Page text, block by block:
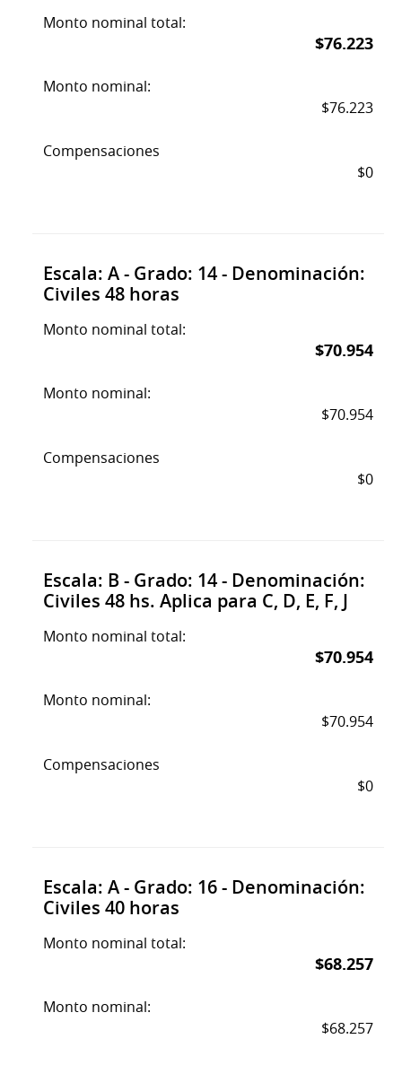
Monto nominal total:
$76.223
Monto nominal:
$76.223
Compensaciones
$0
Escala: A - Grado: 14 - Denominación:
Civiles 48 horas
Monto nominal total:
$70.954
Monto nominal:
$70.954
Compensaciones
$0
Escala: B - Grado: 14 - Denominación:
Civiles 48 hs. Aplica para C, D, E, F, J
Monto nominal total:
$70.954
Monto nominal:
$70.954
Compensaciones
$0
Escala: A - Grado: 16 - Denominación:
Civiles 40 horas
Monto nominal total:
$68.257
Monto nominal:
$68.257